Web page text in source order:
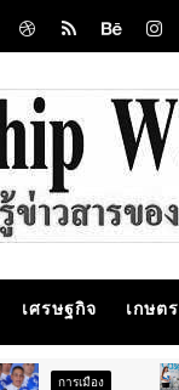
เศรษฐกิจ เกษตร